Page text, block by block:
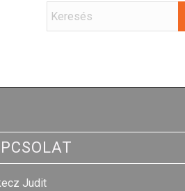
Judit